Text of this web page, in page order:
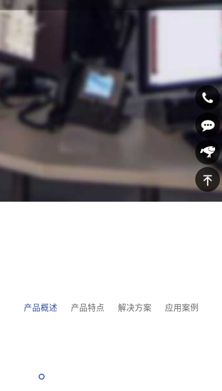
产品概述 产品特点 解决方案 应用案例
400-
607-
5688
在线咨
京东商
返回顶